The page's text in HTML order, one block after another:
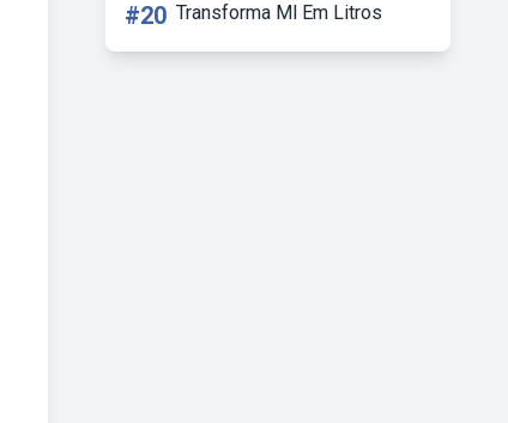
#20 Transforma Ml Em Litros